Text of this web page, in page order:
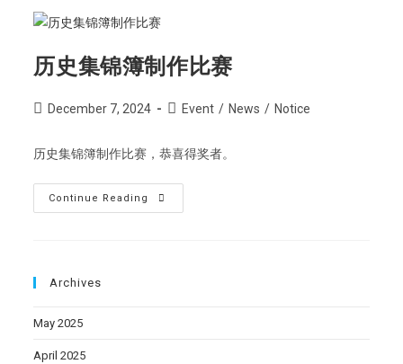
历史集锦簿制作比赛
December 7, 2024 Event / News / Notice
历史集锦簿制作比赛，恭喜得奖者。
Continue Reading
Archives
May 2025
April 2025